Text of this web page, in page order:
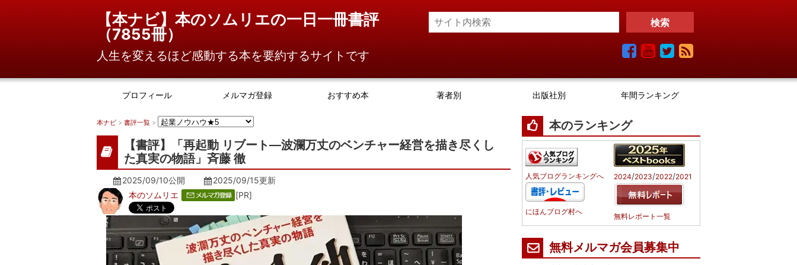
【本ナビ】本のソムリエの一日一冊書評
（7855冊）
人生を変えるほど感動する本を要約するサイトです
プロフィール メルマガ登録 おすすめ本 著者別 出版社別 年間ランキング
本ナビ > 書評一覧 >
【書評】「再起動 リブート―波瀾万丈のベンチャー経営を描き尽くし
た真実の物語」斉藤 徹
2025/09/10公開 2025/09/15更新
本のソムリエ
[PR]
本のランキング
人気ブログランキングへ
にほんブログ村へ
2024/2023/2022/2021
無料レポート一覧
無料メルマガ会員募集中